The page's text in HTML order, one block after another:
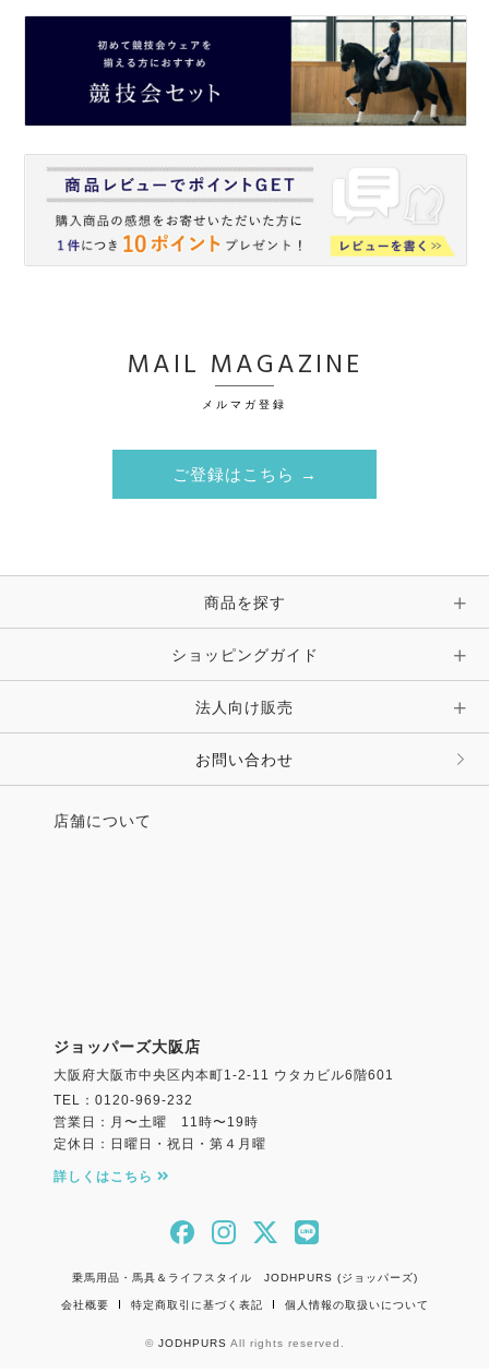
MAIL MAGAZINE
メルマガ登録
ご登録はこちら →
商品を探す
ショッピングガイド
法人向け販売
お問い合わせ
店舗について
ジョッパーズ大阪店
大阪府大阪市中央区内本町1-2-11 ウタカビル6階601
TEL：0120-969-232
営業日：月〜土曜 11時〜19時
定休日：日曜日・祝日・第４月曜
詳しくはこちら
乗馬用品・馬具＆ライフスタイル JODHPURS (ジョッパーズ)
会社概要 特定商取引に基づく表記 個人情報の取扱いについて
© JODHPURS All rights reserved.